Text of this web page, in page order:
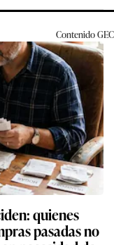
ContenidoGEC
quienes
pasadas no